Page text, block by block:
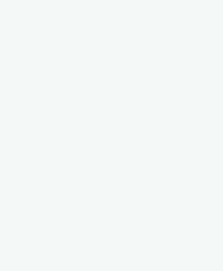
indexes of the website which helps
These cookies help provide
campaigns. These cookies